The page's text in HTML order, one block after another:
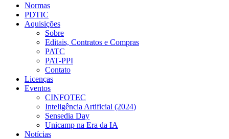
Normas
PDTIC
Aquisições
Sobre
Editais, Contratos e Compras
PATC
PAT-PPI
Contato
Licenças
Eventos
CINFOTEC
Inteligência Artificial (2024)
Sensedia Day
Unicamp na Era da IA
Notícias